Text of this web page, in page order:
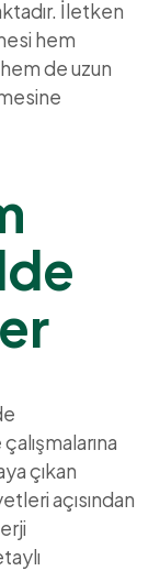
İletken
hem
de uzun
çıkan
açısından